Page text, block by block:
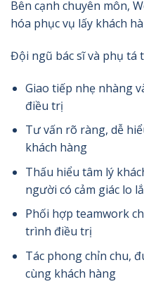
Bên cạnh chuyên môn,
hóa phục vụ lấy khách
Đội ngũ bác sĩ và phụ tá
Giao tiếp nhẹ nhàng
điều trị
Tư vấn rõ ràng, dễ
khách hàng
Thấu hiểu tâm lý
người có cảm giác lo
Phối hợp teamwork
trình điều trị
Tác phong chỉn chu,
cùng khách hàng